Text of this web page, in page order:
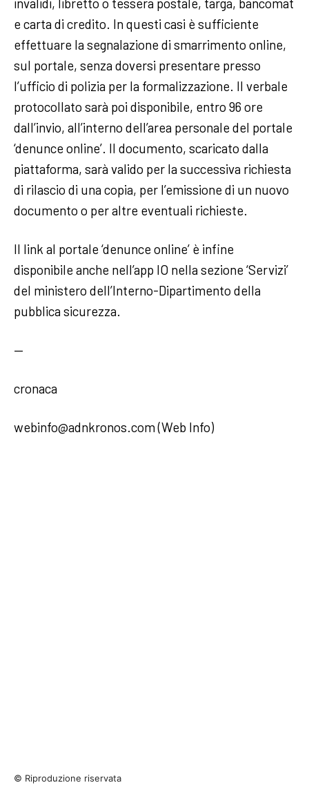
e carta di credito. In questi casi è sufficiente
effettuare la segnalazione di smarrimento online,
sul portale, senza doversi presentare presso
l’ufficio di polizia per la formalizzazione. Il verbale
protocollato sarà poi disponibile, entro 96 ore
dall’invio, all’interno dell’area personale del portale
‘denunce online’. Il documento, scaricato dalla
piattaforma, sarà valido per la successiva richiesta
di rilascio di una copia, per l’emissione di un nuovo
documento o per altre eventuali richieste.
Il link al portale ‘denunce online’ è infine
disponibile anche nell’app IO nella sezione ‘Servizi’
del ministero dell’Interno-Dipartimento della
pubblica sicurezza.
—
cronaca
webinfo@adnkronos.com (Web Info)
© Riproduzione riservata